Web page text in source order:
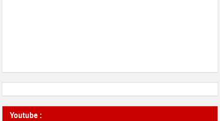
Youtube :